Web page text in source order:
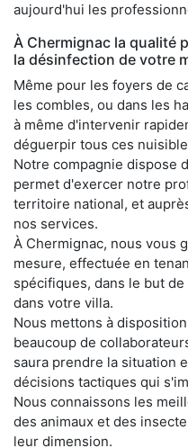
aujourd'hui les
À Chermignac la qualité
la désinfection de votre
Même pour les foyers de
les combles, ou dans les
à même d'intervenir
déguerpir tous ces
Notre compagnie dispose
permet d'exercer notre
territoire national, et
nos services.
À Chermignac, nous vous
mesure, effectuée en
spécifiques, dans le but
dans votre villa.
Nous mettons à
beaucoup de
saura prendre la situation
décisions tactiques qui
Nous connaissons les
des animaux et des
leur dimension.